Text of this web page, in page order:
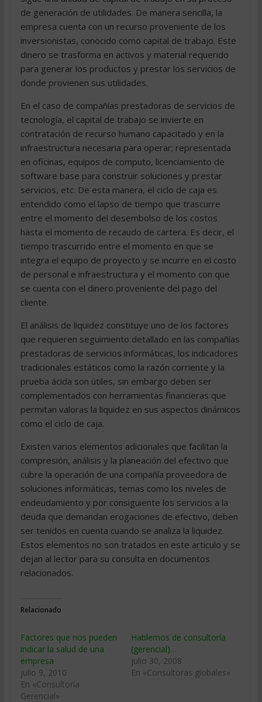
de generación de utilidades. De manera sencilla, la
empresa cuenta con un recurso proveniente de los
inversionistas, conocido como capital de trabajo. Este
dinero se trasforma en activos y material requerido
para generar los productos y prestar los servicios de
donde provienen sus utilidades.
En el caso de compañías prestadoras de servicios de
tecnología, el capital de trabajo se invierte en
contratación de recurso humano capacitado y en la
infraestructura necesaria para operar; representada
en oficinas, equipos de computo, licenciamiento de
software base para construir soluciones y prestar
servicios, etc. De esta manera, el ciclo de caja es
entendido como el lapso de tiempo que trascurre
entre el momento del desembolso de los costos
hasta el momento de recaudo de cartera. Es decir, el
tiempo trascurrido entre el momento en que se
integra el equipo de proyecto y se incurre en el costo
de personal e infraestructura y el momento con que
se cuenta con el dinero proveniente del pago del
cliente.
El análisis de liquidez constituye uno de los factores
que requieren seguimiento detallado en las compañías
prestadoras de servicios informáticas, los indicadores
tradicionales estáticos como la razón corriente y la
prueba ácida son útiles, sin embargo deben ser
complementados con herramientas financieras que
permitan valoras la liquidez en sus aspectos dinámicos
como el ciclo de caja.
Existen varios elementos adicionales que facilitan la
compresión, análisis y la planeación del efectivo que
cubre la operación de una compañía proveedora de
soluciones informáticas, temas como los niveles de
endeudamiento y por consiguiente los servicios a la
deuda que demandan erogaciones de efectivo, deben
ser tenidos en cuenta cuando se analiza la liquidez.
Estos elementos no son tratados en este articulo y se
dejan al lector para su consulta en documentos
relacionados.
Relacionado
Factores que nos pueden
indicar la salud de una
empresa
julio 9, 2010
En «Consultoría
Gerencial»
Hablemos de consultoría
(gerencial)…
julio 30, 2008
En «Consultoras globales»